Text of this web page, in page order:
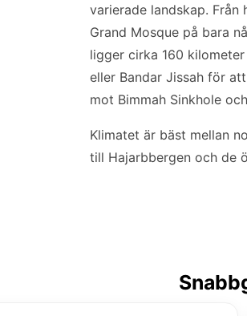
varierade landskap.
Grand Mosque på bara
ligger cirka 160
eller Bandar Jissah för
mot Bimmah Sinkhole
Klimatet är bäst mellan
till Hajarbbergen och de